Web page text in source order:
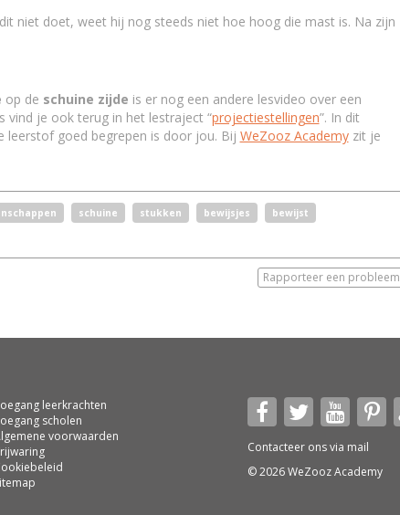
niet doet, weet hij nog steeds niet hoe hoog die mast is. Na zijn
op de schuine zijde is er nog een andere lesvideo over een
vind je ook terug in het lestraject “projectiestellingen”. In dit
leerstof goed begrepen is door jou. Bij WeZooz Academyzit je
schuine stukken bewijsjes
bewijst
Rapporteer een probleem
leerkrachten
scholen
voorwaarden
Contacteer ons via mail
© 2026 WeZooz Academy